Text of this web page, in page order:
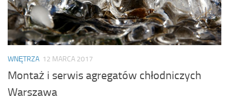
WNĘTRZA 12 MARCA 2017
Montaż i serwis agregatów chłodniczych
Warszawa